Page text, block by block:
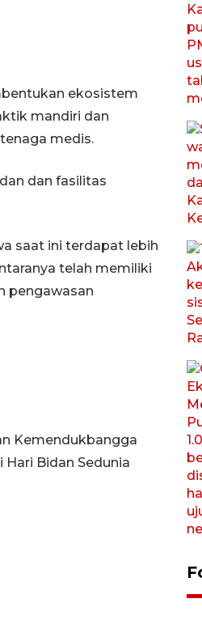
ekosistem
mandiri dan
medis.
dan fasilitas
saat ini terdapat lebih
telah memiliki
pengawasan
Kemendukbangga
Bidan Sedunia